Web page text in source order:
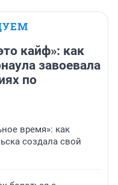
кайф»: как
завоевала
по
время»: как
создала свой